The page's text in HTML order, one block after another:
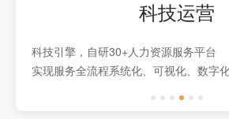
科技运营
科技引擎，自研30+人力资源服务平台
实现服务全流程系统化、可视化、数字